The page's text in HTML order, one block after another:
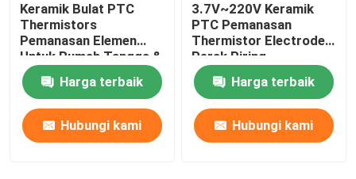
Keramik Bulat PTC
Thermistors
Pemanasan Elemen
Untuk Rumah Tangga &
Industri Otomotif Pelet
Kualitas Premium
Harga terbaik
Hubungi kami
3.7V~220V Keramik
PTC Pemanasan
Thermistor Electrode
Perak Piring
Pemanasan Suhu
KonstanHarga terbaik
Hubungi kami